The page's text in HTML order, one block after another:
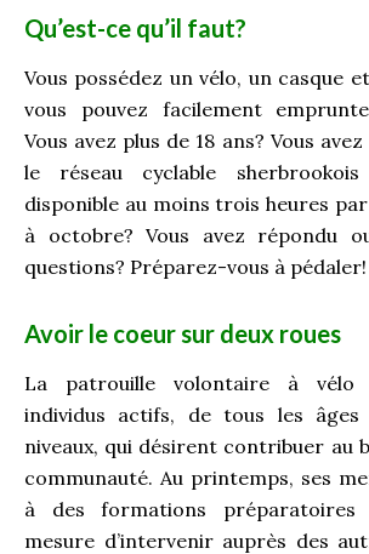
Qu’est-ce qu’il faut?
Vous possédez un vélo, un casque
vous pouvez facilement
Vous avez plus de 18 ans? Vous
le réseau cyclable
disponible au moins trois heures
à octobre? Vous avez répondu
questions? Préparez-vous à pédaler!
Avoir le coeur sur deux roues
La patrouille volontaire à vélo
individus actifs, de tous les
niveaux, qui désirent contribuer au
communauté. Au printemps, ses
à des formations préparatoires
mesure d’intervenir auprès des